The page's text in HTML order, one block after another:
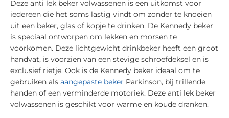
Deze anti lek beker volwassenen is een uitkomst voor
iedereen die het soms lastig vindt om zonder te knoeien
uit een beker, glas of kopje te drinken. De Kennedy beker
is speciaal ontworpen om lekken en morsen te
voorkomen. Deze lichtgewicht drinkbeker heeft een groot
handvat, is voorzien van een stevige schroefdeksel en is
exclusief rietje. Ook is de Kennedy beker ideaal om te
gebruiken als aangepaste beker Parkinson, bij trillende
handen of een verminderde motoriek. Deze anti lek beker
volwassenen is geschikt voor warme en koude dranken.